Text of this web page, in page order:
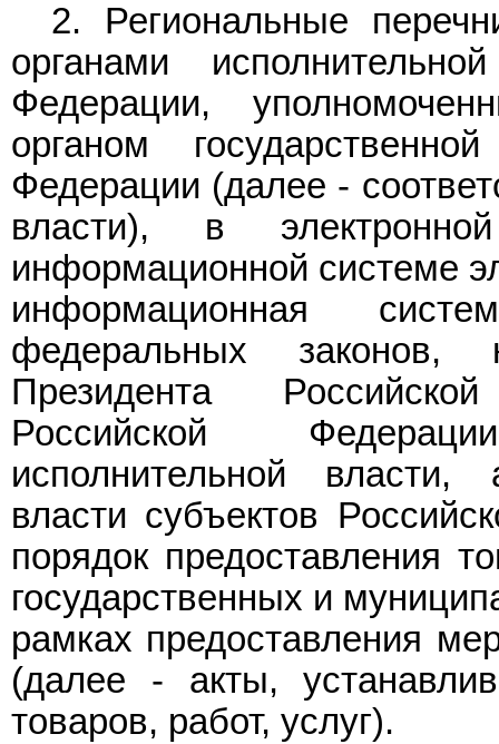
2. Региональные
органами
Федерации,
органом
Федерации (далее -
власти), в
информационной системе
информационная
федеральных законов,
Президента
Российской
исполнительной власти,
власти субъектов
порядок предоставления
государственных и
рамках предоставления
(далее - акты,
товаров, работ, услуг).